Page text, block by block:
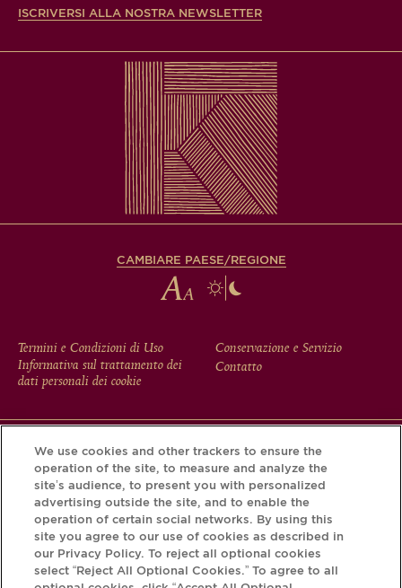
ISCRIVERSI ALLA NOSTRA NEWSLETTER
CAMBIARE PAESE/REGIONE
FOOTER
MENU
Termini e Condizioni di Uso
Informativa sul trattamento dei
dati personali dei cookie
Conservazione e Servizio
Contatto
Scarichi l'app Krug e scopra la storia che si nasconde dietro
la sua bottiglia tramite il Krug iD.
We use cookies and other trackers to ensure the
operation of the site, to measure and analyze the
site’s audience, to present you with personalized
advertising outside the site, and to enable the
operation of certain social networks. By using this
site you agree to our use of cookies as described in
our Privacy Policy. To reject all optional cookies
select “Reject All Optional Cookies.” To agree to all